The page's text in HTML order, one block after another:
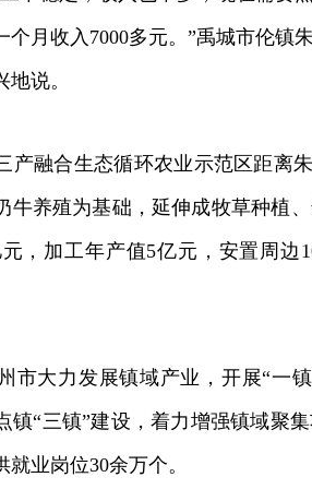
个月收入7000多元。”禹城市伦镇
说。
融合生态循环农业示范区距离朱
牛养殖为基础，延伸成牧草种植
，加工年产值5亿元，安置周边
大力发展镇域产业，开展“一镇
镇“三镇”建设，着力增强镇域聚
业岗位30余万个。